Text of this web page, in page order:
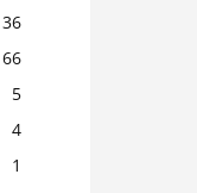
36
5
4
1